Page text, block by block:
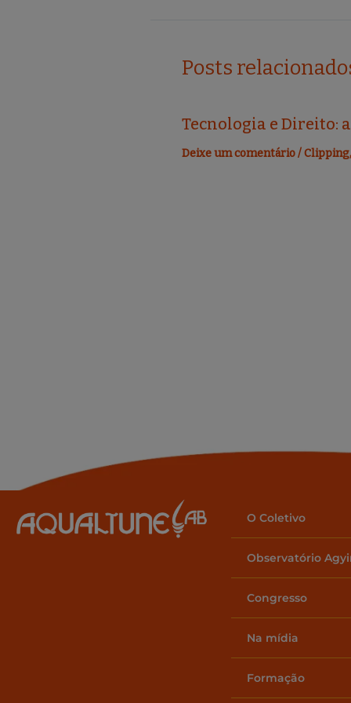
k
Posts
Tecnologia e Direito:
Deixe um comentário/Clipping,
O Coletivo
Observatório
Congresso
Na mídia
Formação